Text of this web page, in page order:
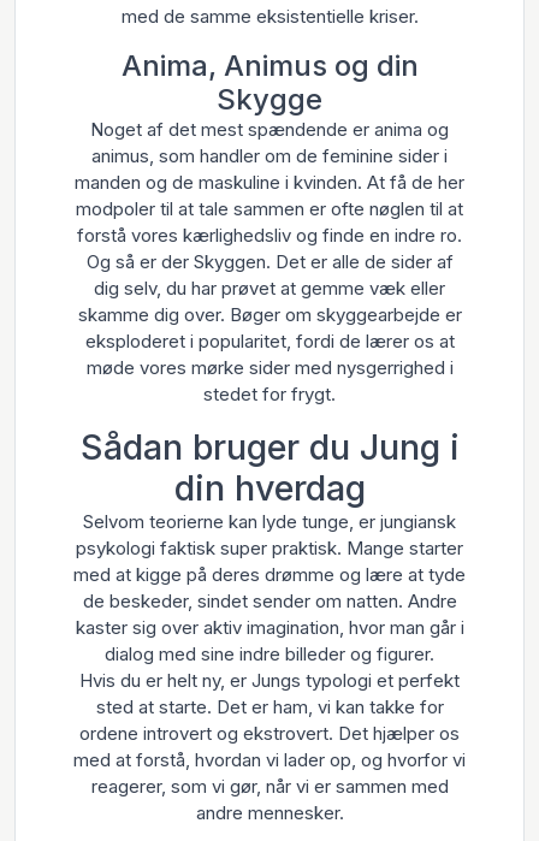
med de samme eksistentielle kriser.
Anima, Animus og din
Skygge
Noget af det mest spændende er anima og
animus, som handler om de feminine sider i
manden og de maskuline i kvinden. At få de her
modpoler til at tale sammen er ofte nøglen til at
forstå vores kærlighedsliv og finde en indre ro.
Og så er der Skyggen. Det er alle de sider af
dig selv, du har prøvet at gemme væk eller
skamme dig over. Bøger om skyggearbejde er
eksploderet i popularitet, fordi de lærer os at
møde vores mørke sider med nysgerrighed i
stedet for frygt.
Sådan bruger du Jung i
din hverdag
Selvom teorierne kan lyde tunge, er jungiansk
psykologi faktisk super praktisk. Mange starter
med at kigge på deres drømme og lære at tyde
de beskeder, sindet sender om natten. Andre
kaster sig over aktiv imagination, hvor man går i
dialog med sine indre billeder og figurer.
Hvis du er helt ny, er Jungs typologi et perfekt
sted at starte. Det er ham, vi kan takke for
ordene introvert og ekstrovert. Det hjælper os
med at forstå, hvordan vi lader op, og hvorfor vi
reagerer, som vi gør, når vi er sammen med
andre mennesker.